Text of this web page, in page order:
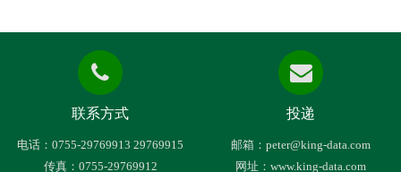
联系方式
电话：0755-29769913 29769915
传真：0755-29769912
投递
邮箱：peter@king-data.com
网址：www.king-data.com